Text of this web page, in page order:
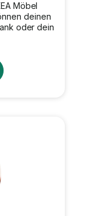
Möbel
deinen
oder dein